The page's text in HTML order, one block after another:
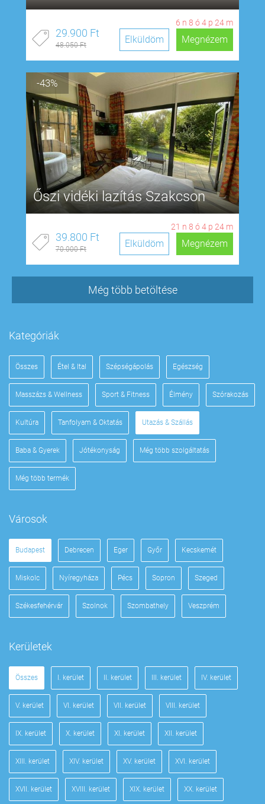
6 n 8 ó4 p 23 m
29.900 Ft
48.050 Ft Megnézem
Elküldöm
-43%
Őszi vidéki lazítás Szakcson
21 n 8 ó4 p 23 m
39.800 Ft
70.000 Ft Megnézem
Elküldöm
Még több betöltése
Kategóriák
Összes Étel & Ital Szépségápolás Egészség
Masszázs & Wellness Sport & Fitness Élmény Szórakozás
Kultúra Tanfolyam & Oktatás Utazás & Szállás
Baba & Gyerek Jótékonyság Még több szolgáltatás
Még több termék
Városok
Budapest Debrecen Eger Győr Kecskemét
Miskolc Nyíregyháza Pécs Sopron Szeged
Székesfehérvár Szolnok Szombathely Veszprém
Kerületek
Összes I. kerület II. kerület III. kerület IV. kerület
V. kerület VI. kerület VII. kerület VIII. kerület
IX. kerület X. kerület XI. kerület XII. kerület
XIII. kerület XIV. kerület XV. kerület XVI. kerület
XVII. kerület XVIII. kerület XIX. kerület XX. kerület